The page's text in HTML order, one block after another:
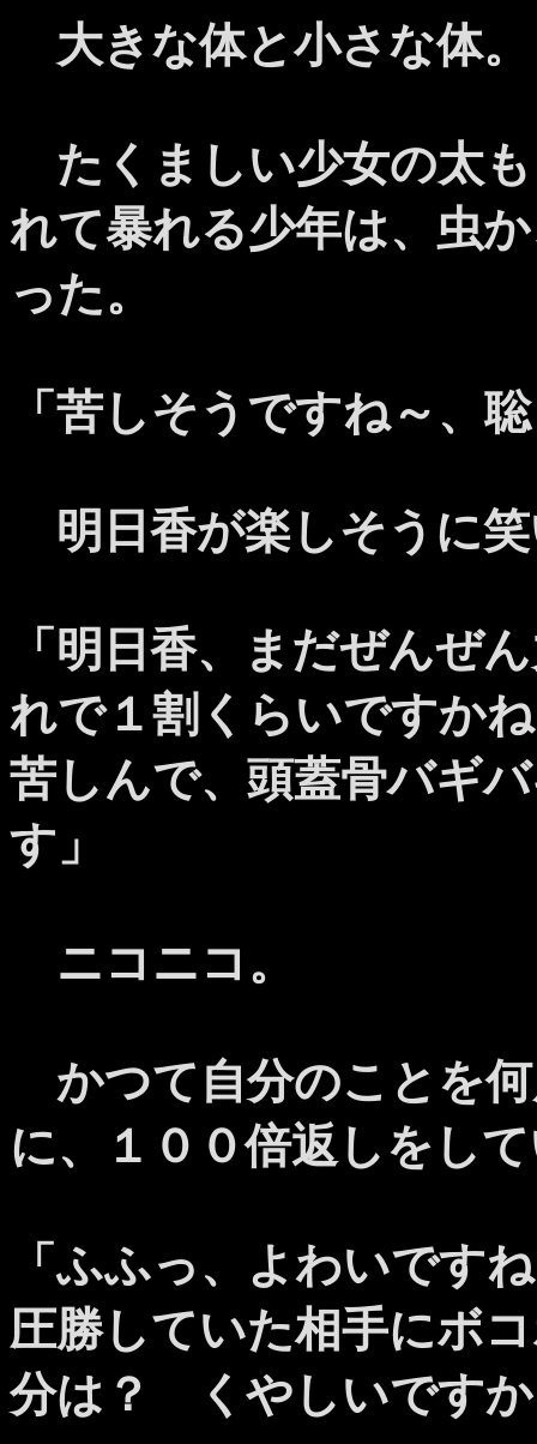
大きな体と小さな体。
たくましい少女の太
れて暴れる少年は、虫
った。
「苦しそうですね～、
明日香が楽しそうに
「明日香、まだぜんぜ
れで１割くらいですか
苦しんで、頭蓋骨バギ
す」
ニコニコ。
かつて自分のことを
に、１００倍返しをし
「ふふっ、よわいです
圧勝していた相手にボ
分は？ くやしいです